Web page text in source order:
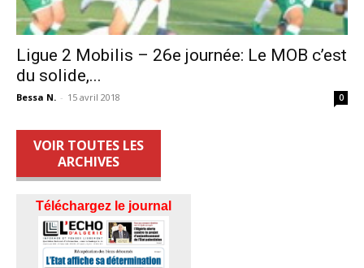
Ligue 2 Mobilis – 26e journée: Le MOB c’est
du solide,...
Bessa N. - 15 avril 2018 0
VOIR TOUTES LES
ARCHIVES